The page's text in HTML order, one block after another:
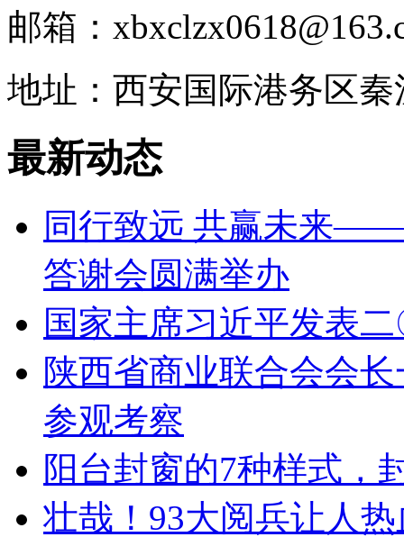
邮箱：
地址：西安国际港务区秦
最新动态
同行致远 共赢未来
答谢会圆满举办
国家主席习近平发表
陕西省商业联合会会
参观考察
阳台封窗的7种样式，
壮哉！93大阅兵让人